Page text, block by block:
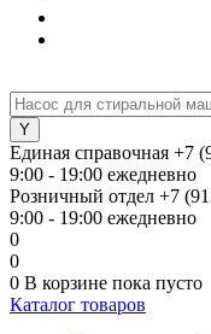
Единая справочная +7
9:00 - 19:00 ежедневно
Розничный отдел +7
9:00 - 19:00 ежедневно
0
0
0 В корзине пока пусто
Каталог товаров